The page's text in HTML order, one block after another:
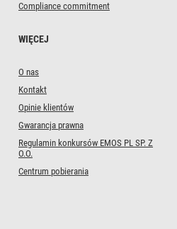
Compliance commitment
WIĘCEJ
O nas
Kontakt
Opinie klientów
Gwarancja prawna
Regulamin konkursów EMOS PL SP. Z
O.O.
Centrum pobierania